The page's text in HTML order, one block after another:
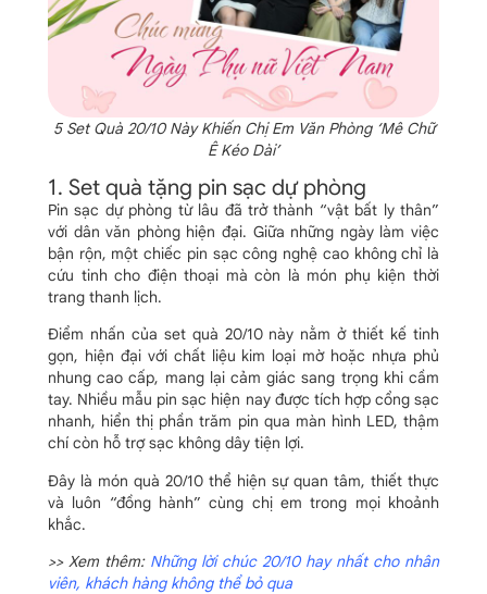
5 Set Quà 20/10 Này Khiến Chị Em Văn Phòng ‘Mê Chữ
Ê Kéo Dài’
1. Set quà tặng pin sạc dự phòng
Pin sạc dự phòng từ lâu đã trở thành “vật bất ly thân”
với dân văn phòng hiện đại. Giữa những ngày làm việc
bận rộn, một chiếc pin sạc công nghệ cao không chỉ là
cứu tinh cho điện thoại mà còn là món phụ kiện thời
trang thanh lịch.
Điểm nhấn của set quà 20/10 này nằm ở thiết kế tinh
gọn, hiện đại với chất liệu kim loại mờ hoặc nhựa phủ
nhung cao cấp, mang lại cảm giác sang trọng khi cầm
tay. Nhiều mẫu pin sạc hiện nay được tích hợp cổng sạc
nhanh, hiển thị phần trăm pin qua màn hình LED, thậm
chí còn hỗ trợ sạc không dây tiện lợi.
Đây là món quà 20/10 thể hiện sự quan tâm, thiết thực
và luôn “đồng hành” cùng chị em trong mọi khoảnh
khắc.
>> Xem thêm:Những lời chúc 20/10 hay nhất cho nhân
viên, khách hàng không thể bỏ qua